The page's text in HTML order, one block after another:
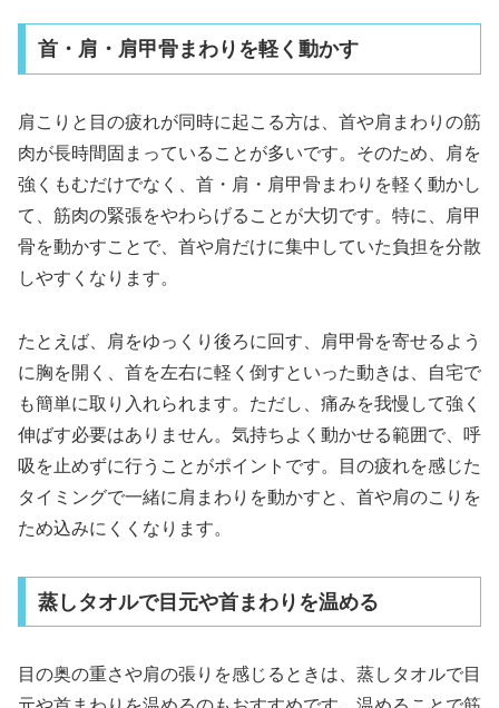
首・肩・肩甲骨まわりを軽く動かす
肩こりと目の疲れが同時に起こる方は、首や肩まわりの筋
肉が長時間固まっていることが多いです。そのため、肩を
強くもむだけでなく、首・肩・肩甲骨まわりを軽く動かし
て、筋肉の緊張をやわらげることが大切です。特に、肩甲
骨を動かすことで、首や肩だけに集中していた負担を分散
しやすくなります。
たとえば、肩をゆっくり後ろに回す、肩甲骨を寄せるよう
に胸を開く、首を左右に軽く倒すといった動きは、自宅で
も簡単に取り入れられます。ただし、痛みを我慢して強く
伸ばす必要はありません。気持ちよく動かせる範囲で、呼
吸を止めずに行うことがポイントです。目の疲れを感じた
タイミングで一緒に肩まわりを動かすと、首や肩のこりを
ため込みにくくなります。
蒸しタオルで目元や首まわりを温める
目の奥の重さや肩の張りを感じるときは、蒸しタオルで目